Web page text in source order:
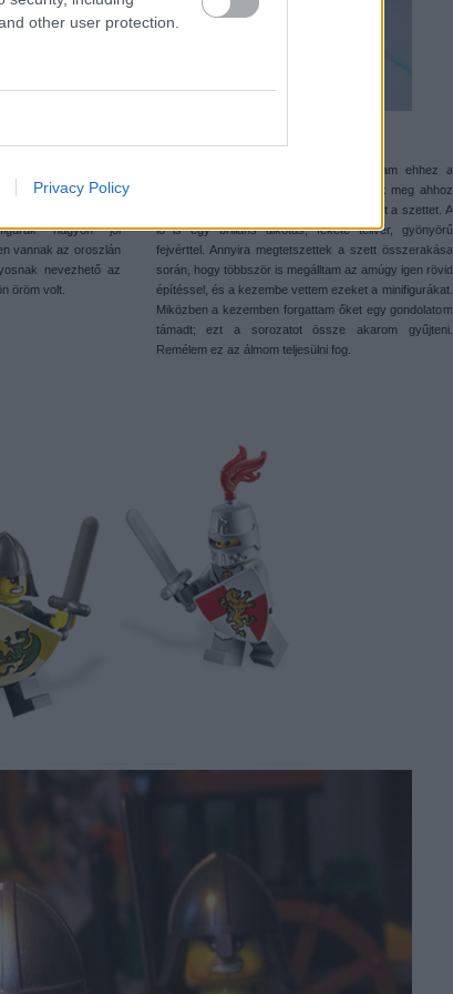
other user protection.
Privacy Policy
klasszakat. A
nagyon jól
vannak az oroszlán
nevezhető az
öröm volt.
Minifigek: 10/10 Nagyon jó figeket kaptam ehhez a
szetthez, valószínűleg ezek a figek adták meg ahhoz
az utolsó löketet, hogy megszerezzem ezt a szettet. A
ló is egy briliáns alkotás, fekete telivér, gyönyörű
fejvérttel. Annyira megtetszettek a szett összerakása
során, hogy többször is megálltam az amúgy igen rövid
építéssel, és a kezembe vettem ezeket a minifigurákat.
Miközben a kezemben forgattam őket egy gondolatom
támadt; ezt a sorozatot össze akarom gyűjteni.
Remélem ez az álmom teljesülni fog.